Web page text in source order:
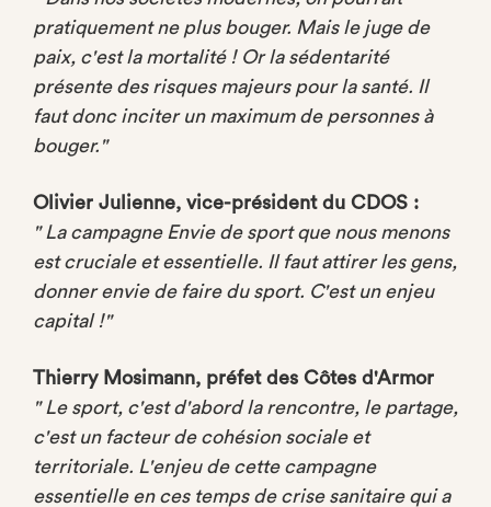
pratiquement ne plus bouger. Mais le juge de
paix, c'est la mortalité ! Or la sédentarité
présente des risques majeurs pour la santé. Il
faut donc inciter un maximum de personnes à
bouger."
Olivier Julienne, vice-président du CDOS :
" La campagne Envie de sport que nous menons
est cruciale et essentielle. Il faut attirer les gens,
donner envie de faire du sport. C'est un enjeu
capital !"
Thierry Mosimann, préfet des Côtes d'Armor
" Le sport, c'est d'abord la rencontre, le partage,
c'est un facteur de cohésion sociale et
territoriale. L'enjeu de cette campagne
essentielle en ces temps de crise sanitaire qui a